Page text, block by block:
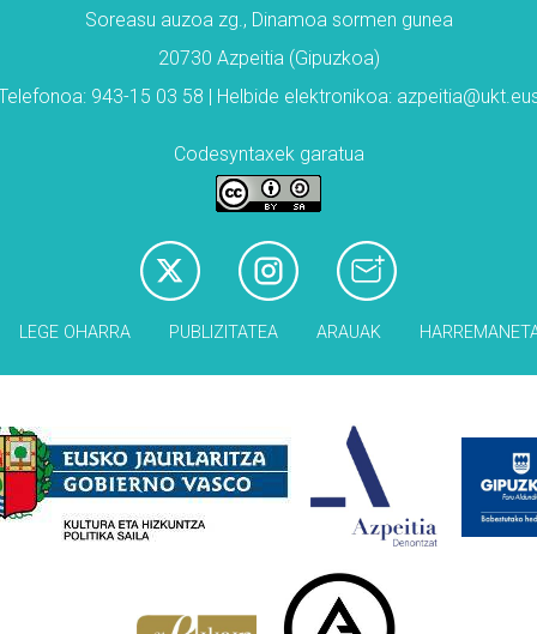
Soreasu auzoa zg., Dinamoa sormen gunea
20730 Azpeitia (Gipuzkoa)
943-15 03 58 | Helbide elektronikoa:
Codesyntaxek garatua
LEGE OHARRA PUBLIZITATEA ARAUAK